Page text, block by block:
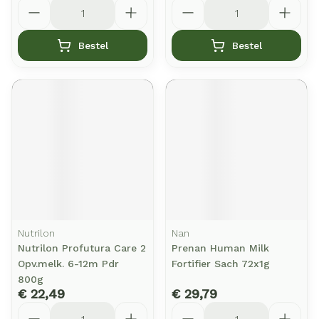
Bestel Bestel
Nutrilon
Nutrilon Profutura Care 2
Opv.melk. 6-12m Pdr
800g
€ 22,49
Nan
Prenan Human Milk
Fortifier Sach 72x1g
€ 29,79